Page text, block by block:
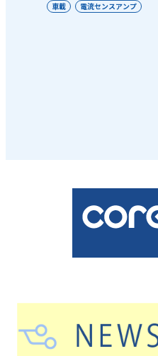
車載
電流センスアンプ